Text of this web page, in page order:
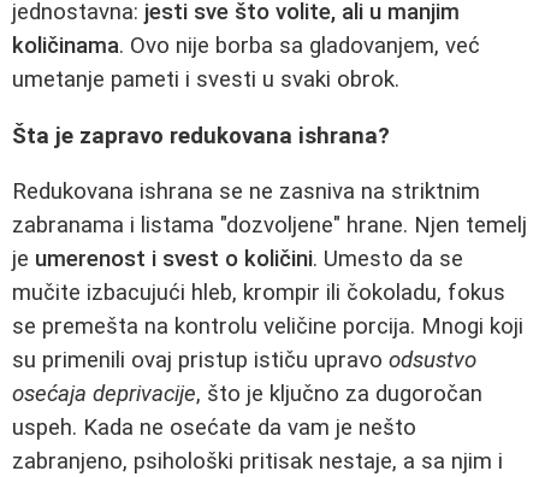
jednostavna: jesti sve što volite, ali u manjim
količinama. Ovo nije borba sa gladovanjem, već
umetanje pameti i svesti u svaki obrok.
Šta je zapravo redukovana ishrana?
Redukovana ishrana se ne zasniva na striktnim
zabranama i listama "dozvoljene" hrane. Njen temelj
je umerenost i svest o količini. Umesto da se
mučite izbacujući hleb, krompir ili čokoladu, fokus
se premešta na kontrolu veličine porcija. Mnogi koji
su primenili ovaj pristup ističu upravo odsustvo
osećaja deprivacije, što je ključno za dugoročan
uspeh. Kada ne osećate da vam je nešto
zabranjeno, psihološki pritisak nestaje, a sa njim i